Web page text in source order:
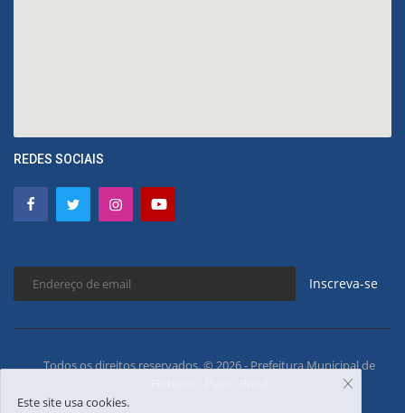
REDES SOCIAIS
Inscreva-se
Todos os direitos reservados. © 2026 - Prefeitura Municipal de
Este site usa cookies.